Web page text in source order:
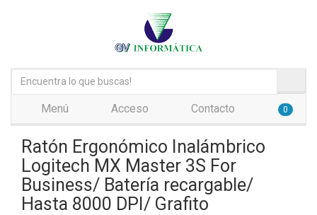
Menú Acceso Contacto 0
Ratón Ergonómico Inalámbrico
Logitech MX Master 3S For
Business/ Batería recargable/
Hasta 8000 DPI/ Grafito